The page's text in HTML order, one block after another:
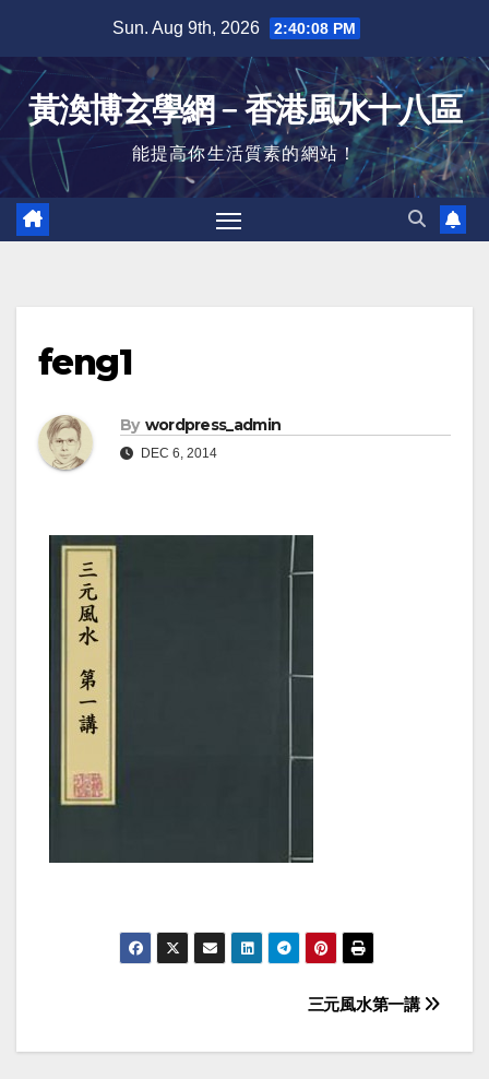
content
Sun. Aug 9th, 2026 2:40:09 PM
黃渙博玄學網﹣香港風水十八區
能提高你生活質素的網站！
feng1
By wordpress_admin
DEC 6, 2014
navigation
三元風水第一講